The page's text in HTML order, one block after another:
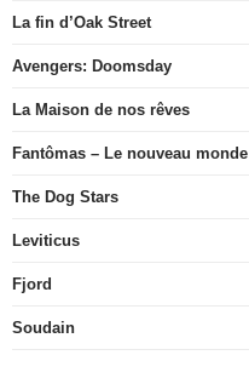
La fin d’Oak Street
Avengers: Doomsday
La Maison de nos rêves
Fantômas – Le nouveau monde
The Dog Stars
Leviticus
Fjord
Soudain